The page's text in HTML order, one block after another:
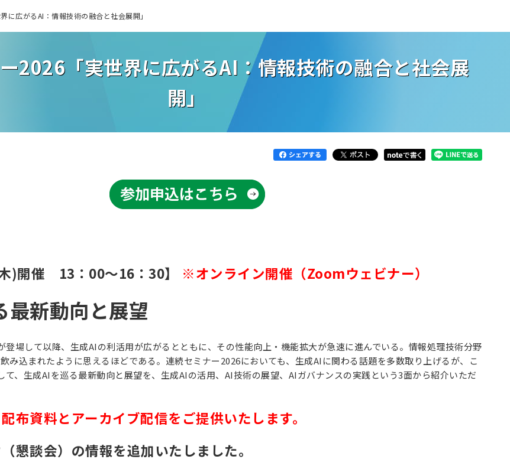
に広がるAI：情報技術の融合と社会展開」
2026「実世界に広がるAI：情報技術の融合と社会展
開」
)開催 13：00～16：30】 ※オンライン開催（Zoomウェビナー）
最新動向と展望
登場して以降、生成AIの利活用が広がるとともに、その性能向上・機能拡大が急速に進んでいる。情報処理技術分野
み込まれたように思えるほどである。連続セミナー2026においても、生成AIに関わる話題を多数取り上げるが、こ
て、生成AIを巡る最新動向と展望を、生成AIの活用、AI技術の展望、AIガバナンスの実践という3面から紹介いただ
布資料とアーカイブ配信をご提供いたします。
懇談会）の情報を追加いたしました。